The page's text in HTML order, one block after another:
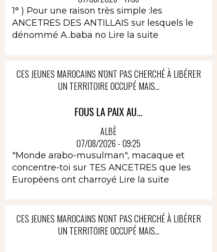
1° ) Pour une raison très simple :les
ANCETRES DES ANTILLAIS sur lesquels le
dénommé A..baba no Lire la suite
CES JEUNES MAROCAINS N'ONT PAS CHERCHÉ À LIBÉRER
UN TERRITOIRE OCCUPÉ MAIS...
FOUS LA PAIX AU...
ALBÈ
07/08/2026 - 09:25
"Monde arabo-musulman", macaque et
concentre-toi sur TES ANCETRES que les
Européens ont charroyé Lire la suite
CES JEUNES MAROCAINS N'ONT PAS CHERCHÉ À LIBÉRER
UN TERRITOIRE OCCUPÉ MAIS...